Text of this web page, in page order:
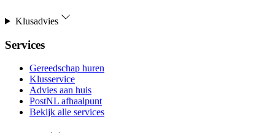
Klusadvies
Services
Gereedschap huren
Klusservice
Advies aan huis
PostNL afhaalpunt
Bekijk alle services